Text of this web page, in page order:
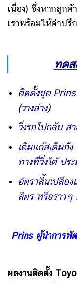
เนื่อง) ซึ่งหากลูกค้
เราพร้อมให้คำปรึ
ทดส
ติดตั้งชุด
(วางล่าง)
วิ่งรถไปกลับ ส
เติมแก๊สเต็มถั
ทางที่วิ่งได้ ป
อัตราสิ้นเปลือ
ลิตร หรือราว
Prins ผู้นำการพั
ผลงานติดตั้ง